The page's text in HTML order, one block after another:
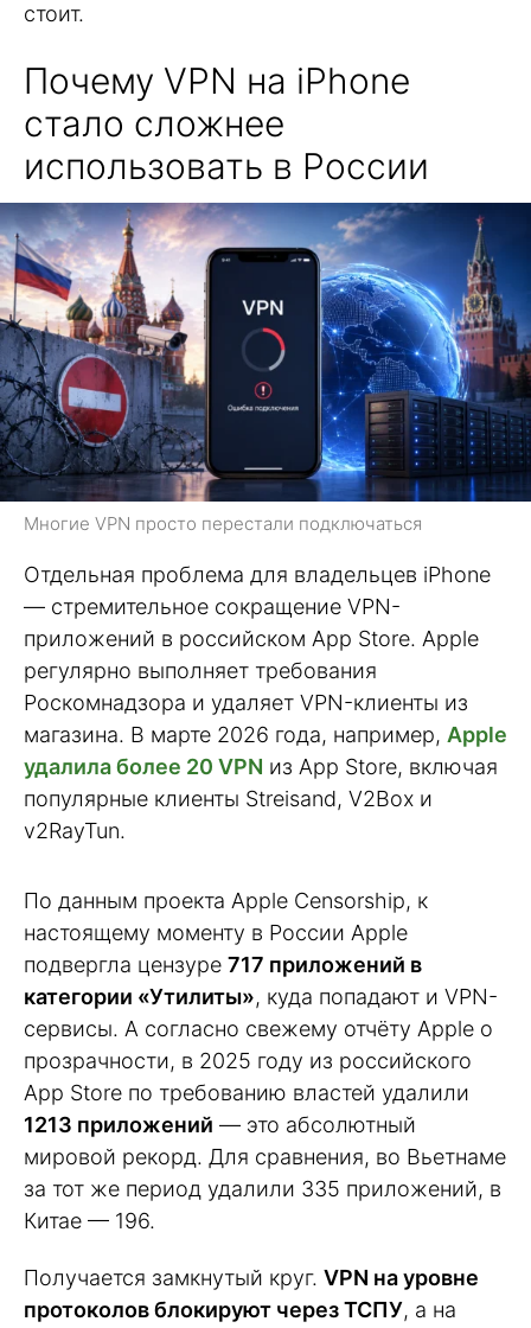
стоит.
Почему VPN на iPhone
стало сложнее
использовать в России
Многие VPN просто перестали подключаться
Отдельная проблема для владельцев iPhone
— стремительное сокращение VPN-
приложений в российском App Store. Apple
регулярно выполняет требования
Роскомнадзора и удаляет VPN-клиенты из
магазина. В марте 2026 года, например, Apple
удалила более 20 VPN из App Store, включая
популярные клиенты Streisand, V2Box и
v2RayTun.
По данным проекта Apple Censorship, к
настоящему моменту в России Apple
подвергла цензуре 717 приложений в
категории «Утилиты», куда попадают и VPN-
сервисы. А согласно свежему отчёту Apple о
прозрачности, в 2025 году из российского
App Store по требованию властей удалили
1213 приложений — это абсолютный
мировой рекорд. Для сравнения, во Вьетнаме
за тот же период удалили 335 приложений, в
Китае — 196.
Получается замкнутый круг. VPN на уровне
протоколов блокируют через ТСПУ, а на